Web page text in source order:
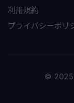
利用規約
プライバシーポリ
© 2025